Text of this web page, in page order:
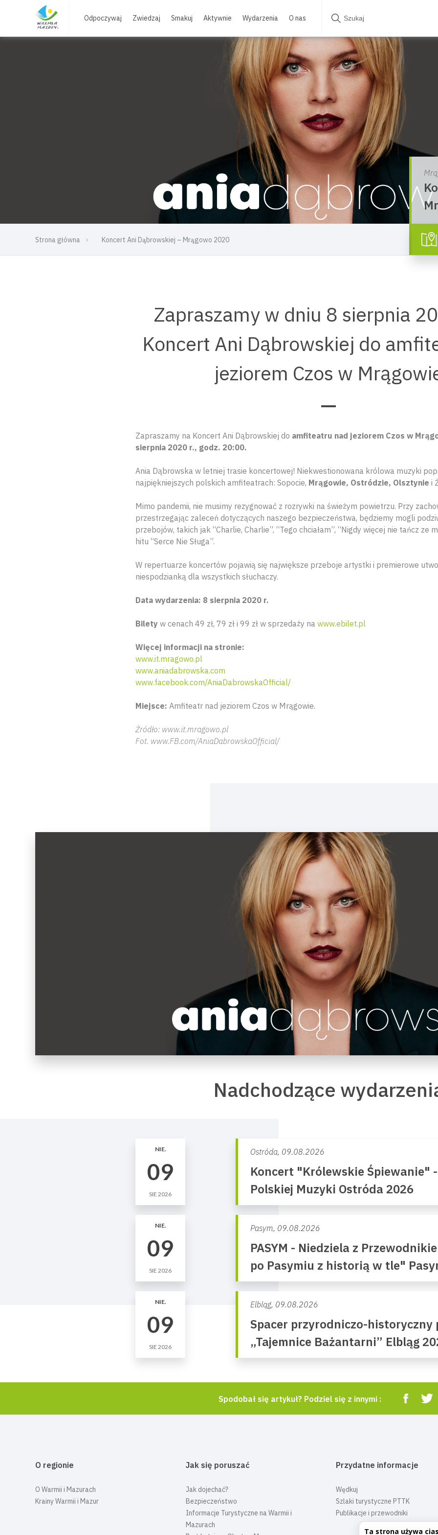
Ta strona używa
Odpoczywaj Zwiedzaj Smakuj Aktywnie Wydarzenia O nas
Strona główna Koncert Ani Dąbrowskiej – Mrągowo 2020
Zapraszamy w dniu 8 sierpnia
Koncert Ani Dąbrowskiej do
jeziorem Czos w
Zapraszamy na Koncert Ani Dąbrowskiej do amfiteatru nad jeziorem Czos w
sierpnia 2020 r., godz. 20:00.
Ania Dąbrowska w letniej trasie koncertowej! Niekwestionowana królowa muzyki
najpiękniejszych polskich amfiteatrach: Sopocie, Mrągowie, Ostródzie, Olsztynie i
Mimo pandemii, nie musimy rezygnować z rozrywki na świeżym powietrzu. Przy
przestrzegając zaleceń dotyczących naszego bezpieczeństwa, będziemy mogli
przebojów, takich jak “Charlie, Charlie”, “Tego chciałam”, “Nigdy więcej nie tańcz ze
hitu “Serce Nie Sługa”.
W repertuarze koncertów pojawią się największe przeboje artystki i premierowe
niespodzianką dla wszystkich słuchaczy.
Data wydarzenia: 8 sierpnia 2020 r.
Bilety w cenach 49 zł, 79 zł i 99 zł w sprzedaży na www.ebilet.pl
Więcej informacji na stronie:
www.it.mragowo.pl
www.aniadabrowska.com
www.facebook.com/AniaDabrowskaOfficial/
Miejsce: Amfiteatr nad jeziorem Czos w Mrągowie.
Źródło: www.it.mragowo.pl
Fot. www.FB.com/AniaDabrowskaOfficial/
Nadchodzące
NIE.
09
SIE 2026
Ostróda, 09.08.2026
Koncert "Królewskie Śpiewanie"
Polskiej Muzyki Ostróda 2026
NIE.
09
SIE 2026
Pasym, 09.08.2026
PASYM - Niedziela z
po Pasymiu z historią w tle"
NIE.
09
SIE 2026
Elbląg, 09.08.2026
Spacer przyrodniczo-historyczny
„Tajemnice Bażantarni” Elbląg
Spodobał się artykuł? Podziel się z innymi :
O regionie
O Warmii i Mazurach
Krainy Warmii i Mazur
Jak się poruszać
Jak dojechać?
Bezpieczeństwo
Informacje Turystyczne na Warmii i
Mazurach
Przydatne informacje
Wędkuj
Szlaki turystyczne PTTK
Publikacje i przewodniki